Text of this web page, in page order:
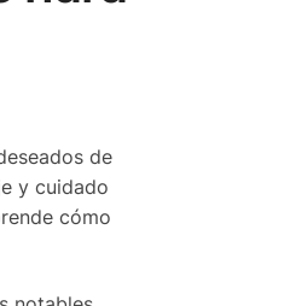
de
y cuidado
cómo